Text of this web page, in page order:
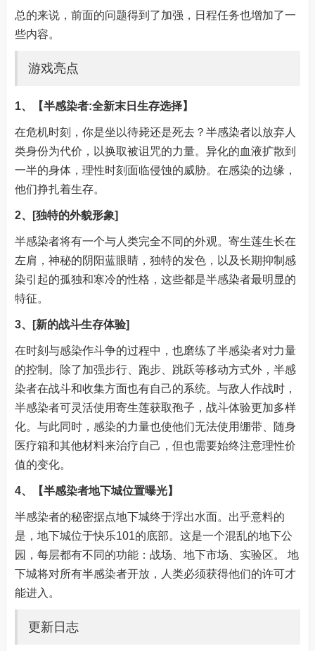
总的来说，前面的问题得到了加强，日程任务也增加了一
些内容。
游戏亮点
1、【半感染者:全新末日生存选择】
在危机时刻，你是坐以待毙还是死去？半感染者以放弃人
类身份为代价，以换取被诅咒的力量。异化的血液扩散到
一半的身体，理性时刻面临侵蚀的威胁。在感染的边缘，
他们挣扎着生存。
2、[独特的外貌形象]
半感染者将有一个与人类完全不同的外观。寄生莲生长在
左肩，神秘的阴阳蓝眼睛，独特的发色，以及长期抑制感
染引起的孤独和寒冷的性格，这些都是半感染者最明显的
特征。
3、[新的战斗生存体验]
在时刻与感染作斗争的过程中，也磨练了半感染者对力量
的控制。除了加强步行、跑步、跳跃等移动方式外，半感
染者在战斗和收集方面也有自己的系统。与敌人作战时，
半感染者可灵活使用寄生莲获取孢子，战斗体验更加多样
化。与此同时，感染的力量也使他们无法使用绷带、随身
医疗箱和其他材料来治疗自己，但也需要始终注意理性价
值的变化。
4、【半感染者地下城位置曝光】
半感染者的秘密据点地下城终于浮出水面。出乎意料的
是，地下城位于快乐101的底部。这是一个混乱的地下公
园，每层都有不同的功能：战场、地下市场、实验区。 地
下城将对所有半感染者开放，人类必须获得他们的许可才
能进入。
更新日志